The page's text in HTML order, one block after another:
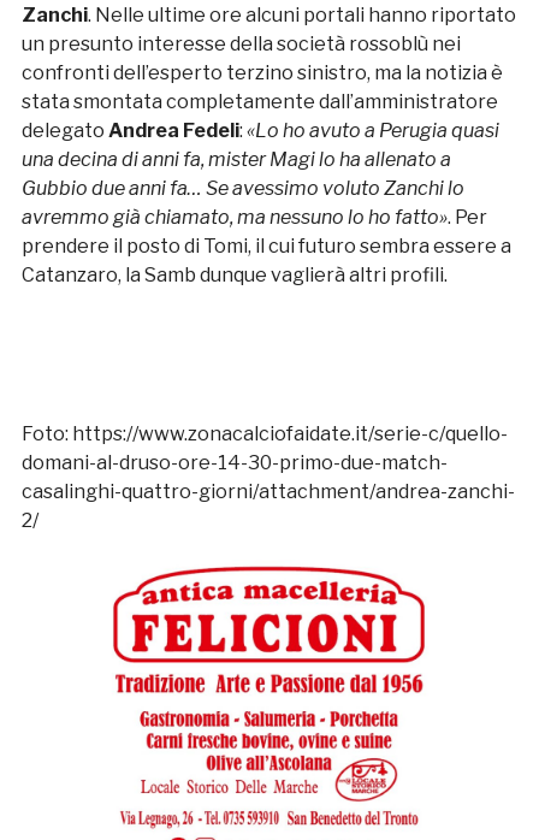
Zanchi. Nelle ultime ore alcuni portali hanno riportato
un presunto interesse della società rossoblù nei
confronti dell’esperto terzino sinistro, ma la notizia è
stata smontata completamente dall’amministratore
delegato Andrea Fedeli: «Lo ho avuto a Perugia quasi
una decina di anni fa, mister Magi lo ha allenato a
Gubbio due anni fa… Se avessimo voluto Zanchi lo
avremmo già chiamato, ma nessuno lo ho fatto». Per
prendere il posto di Tomi, il cui futuro sembra essere a
Catanzaro, la Samb dunque vaglierà altri profili.
Foto: https://www.zonacalciofaidate.it/serie-c/quello-
domani-al-druso-ore-14-30-primo-due-match-
casalinghi-quattro-giorni/attachment/andrea-zanchi-
2/